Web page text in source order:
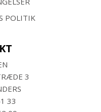
POLITIK
3
33